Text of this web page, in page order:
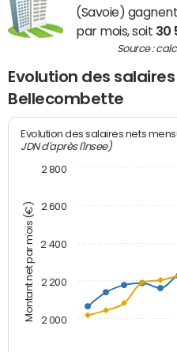
(Savoie)
par mois, soit 30
Source :
Evolution des
Bellecombette
Montant net par mois (€)
Evolution des salaires nets
JDN d'après l'Insee)
2 000
2 200
2 400
2 600
2 800